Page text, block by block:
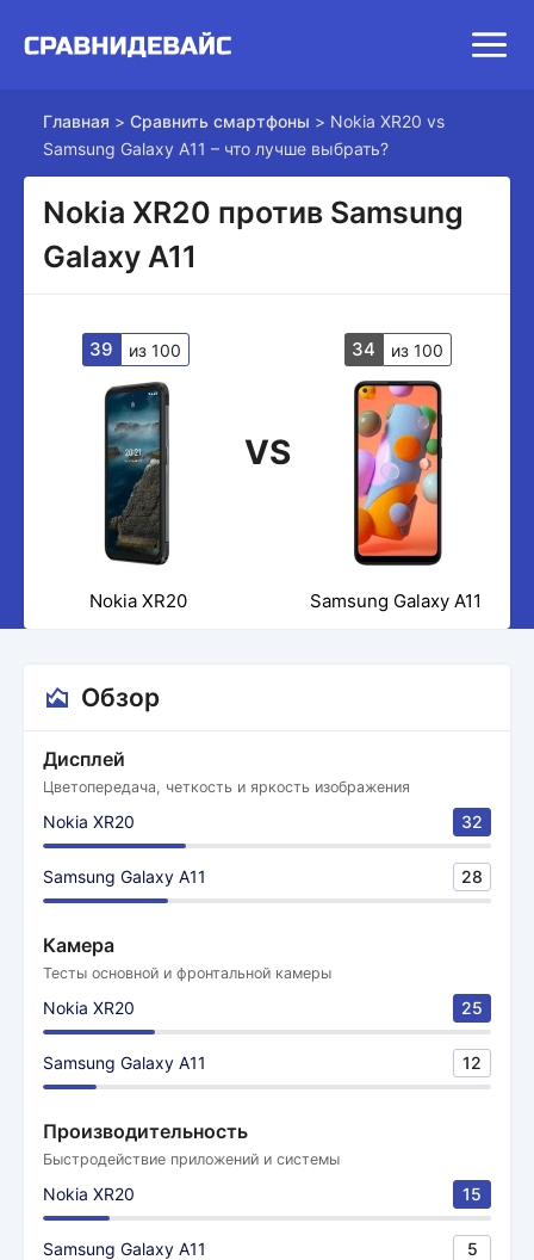
Главная > Сравнить смартфоны > Nokia XR20 vs
Samsung Galaxy A11 – что лучше выбрать?
Nokia XR20 против Samsung
Galaxy A11
39 из 100
VS
34 из 100
Nokia XR20 Samsung Galaxy A11
Обзор
Дисплей
Цветопередача, четкость и яркость изображения
Nokia XR20 32
Samsung Galaxy A11 28
Камера
Тесты основной и фронтальной камеры
Nokia XR20 25
Samsung Galaxy A11 12
Производительность
Быстродействие приложений и системы
Nokia XR20 15
Samsung Galaxy A11 5